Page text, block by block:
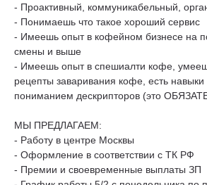
- Проактивный, коммуникабельный,
- Понимаешь что такое хороший сервис
- Имеешь опыт в кофейном бизнесе на
смены и выше
- Имеешь опыт в спешиалти кофе,
рецепты заваривания кофе, есть навыки
пониманием дескрипторов (это
МЫ ПРЕДЛАГАЕМ:
- Работу в центре Москвы
- Оформление в соответствии с ТК РФ
- Премии и своевременные выплаты ЗП